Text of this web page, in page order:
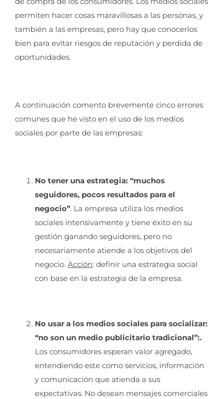
permiten hacer cosas maravillosas a las personas, y
también a las empresas, pero hay que conocerlos
bien para evitar riesgos de reputación y perdida de
oportunidades.
A continuación comento brevemente cinco errores
comunes que he visto en el uso de los medios
sociales por parte de las empresas:
No tener una estrategia: “muchos
seguidores, pocos resultados para el
negocio”. La empresa utiliza los medios
sociales intensivamente y tiene éxito en su
gestión ganando seguidores, pero no
necesariamente atiende a los objetivos del
negocio. Acción: definir una estrategia social
con base en la estrategia de la empresa.
No usar a los medios sociales para socializar:
“no son un medio publicitario tradicional”:.
Los consumidores esperan valor agregado,
entendiendo este como servicios, información
y comunicación que atienda a sus
expectativas. No desean mensajes comerciales